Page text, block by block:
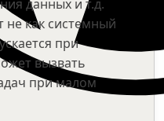
данных и т.д.
не как системный
при
вызвать
при малом